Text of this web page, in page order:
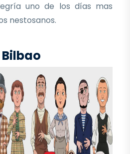
uno de los días mas
nestosanos.